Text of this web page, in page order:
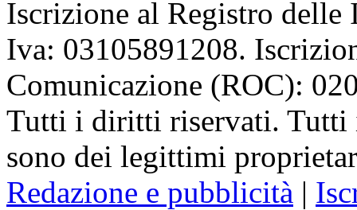
Iscrizione al Registro delle
Iva: 03105891208.
Comunicazione (ROC):
Tutti i diritti riservati. Tutti
sono dei legittimi
Redazione e pubblicità |